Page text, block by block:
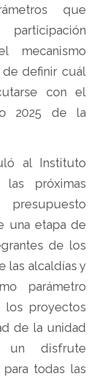
que
mecanismo
definir cuál
con el
2025 de la
al Instituto
próximas
una etapa de
de los
las alcaldías y
parámetro
proyectos
de la unidad
un disfrute
todas las